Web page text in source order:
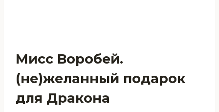
Мисс Воробей.
(не)желанный подарок
для Дракона